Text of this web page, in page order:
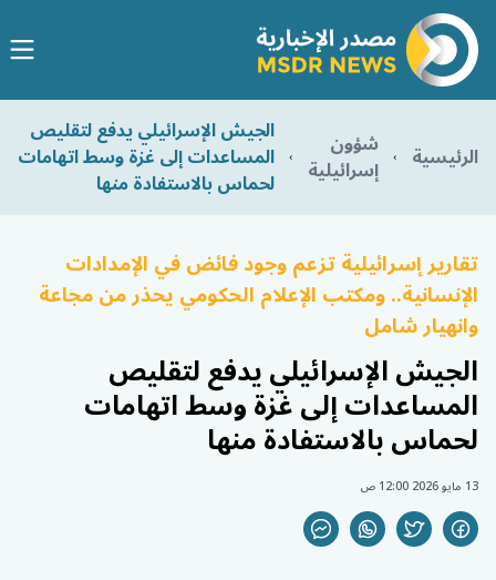
الرئيسية شؤون
إسرائيلية
الجيش الإسرائيلي يدفع لتقليص
المساعدات إلى غزة وسط اتهامات
لحماس بالاستفادة منها
تقارير إسرائيلية تزعم وجود فائض في الإمدادات
الإنسانية.. ومكتب الإعلام الحكومي يحذر من مجاعة
وانهيار شامل
الجيش الإسرائيلي يدفع لتقليص
المساعدات إلى غزة وسط اتهامات
لحماس بالاستفادة منها
13 مايو 2026 12:00 ص